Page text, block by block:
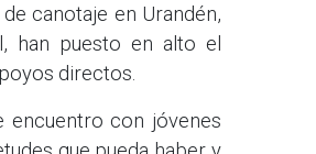
canotaje en Urandén,
han puesto en alto el
directos.
encuentro con jóvenes